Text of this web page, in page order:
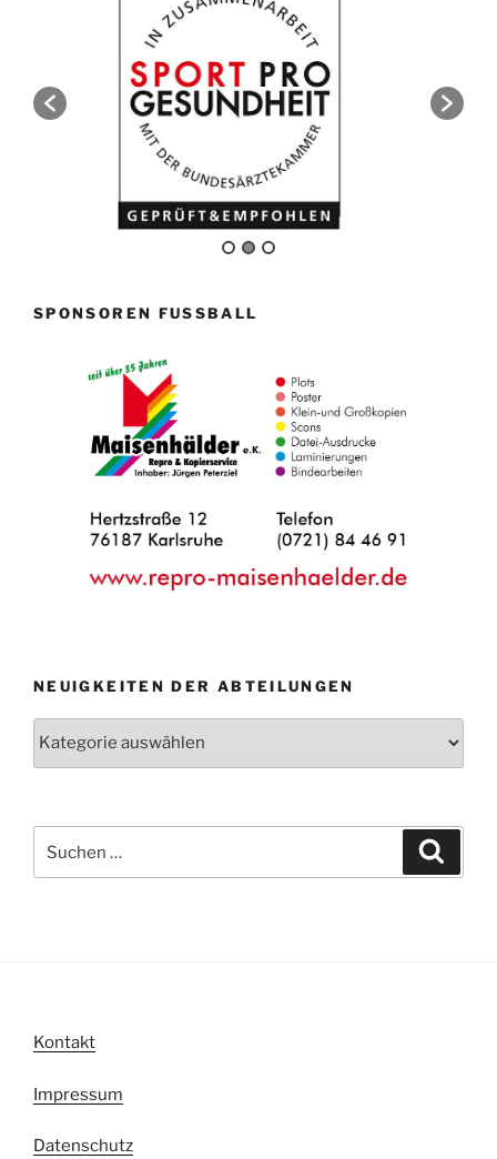
SPONSOREN FUSSBALL
NEUIGKEITEN DER ABTEILUNGEN
nach:
Kontakt
Impressum
Datenschutz